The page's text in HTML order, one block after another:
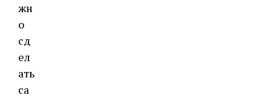
жн
о
сд
ел
ать
са